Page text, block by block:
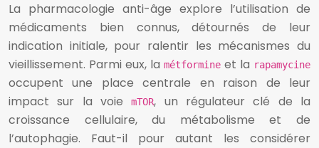
La pharmacologie anti-âge explore l’utilisation de
médicaments bien connus, détournés de leur
indication initiale, pour ralentir les mécanismes du
vieillissement. Parmi eux, la métformine et la rapamycine
occupent une place centrale en raison de leur
impact sur la voiemTOR, un régulateur clé de la
croissance cellulaire, du métabolisme et de
l’autophagie. Faut-il pour autant les considérer